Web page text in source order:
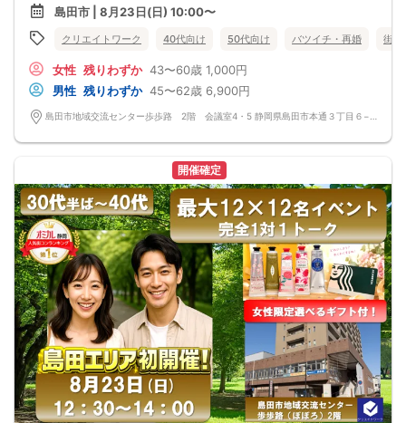
島田市 | 8月23日(日) 10:00〜
クリエイトワーク 40代向け 50代向け バツイチ・再婚 街コ
女性 残りわずか 43〜60歳 1,000円
男性 残りわずか 45〜62歳 6,900円
開催確定